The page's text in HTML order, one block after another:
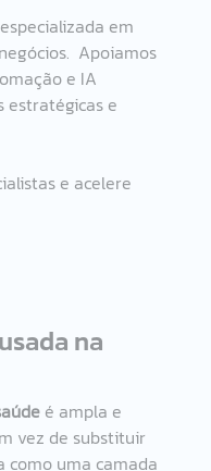
em
Apoiamos
e IA
estratégicas e
e acelere
na
é ampla e
vez de substituir
como uma camada